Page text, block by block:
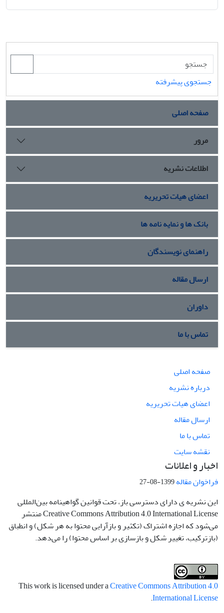
جستجوی پیشرفته
صفحه اصلی
مرور
اطلاعات نشریه
اعضای هیات تحریریه
بانک ها و نمایه نامه ها
راهنمای نویسندگان
ارسال مقاله
داوران
تماس با ما
صفحه اصلی
درباره نشریه
اعضای هیات تحریریه
ارسال مقاله
تماس با ما
نقشه سایت
اخبار و اعلانات
فراخوان مقاله1399-08-27
این نشریه ی دارای دسترسی باز، تحت قوانین گواهینامه بین‌المللی
Creative Commons Attribution 4.0 International License منتشر
می‌شود که اجازه اشتراک (تکثیر و بازآرایی محتوا به هر شکل) و انطباق
(بازترکیب، تغییر شکل و بازسازی بر اساس محتوا) را می‌دهد.
This work is licensed under aCreative Commons Attribution 4.0
International License
.